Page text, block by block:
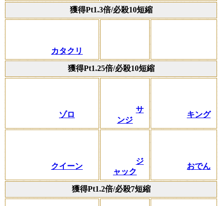
獲得Pt1.3倍/必殺10短縮
カタクリ
獲得Pt1.25倍/必殺10短縮
ゾロ
サ
ンジ
キング
クイーン
ジ
ャック
おでん
獲得Pt1.2倍/必殺7短縮